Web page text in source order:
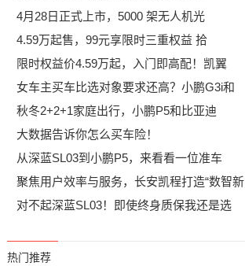
4月28日正式上市，5000 架无人机光
4.59万起售，99元享限时三重权益 拾
限时权益价4.59万起，入门即高配！凯翼
女车主买车比选对象要求还高？小鹏G3i和
秋冬2+2+1家庭出行，小鹏P5和比亚迪
大数据告诉你怎么买车险！
从深蓝SL03到小鹏P5，来看看一位准车
聚焦用户效率与服务，长安凯程打造“数智新
对不起深蓝SL03！即使终身质保我还是选
热门推荐